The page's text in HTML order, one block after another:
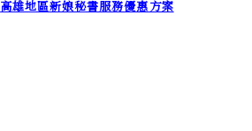
高雄地區新娘秘書服務優惠方案